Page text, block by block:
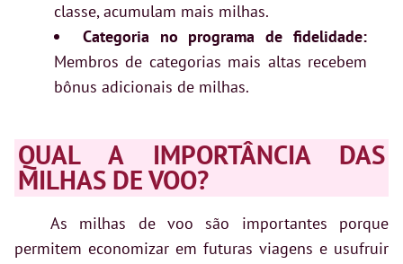
classe, acumulam mais milhas.
Categoria no programa de fidelidade:
Membros de categorias mais altas recebem
bônus adicionais de milhas.
QUAL A IMPORTÂNCIA DAS
MILHAS DE VOO?
As milhas de voo são importantes porque
permitem economizar em futuras viagens e usufruir